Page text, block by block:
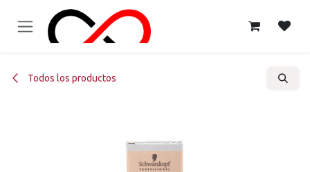
Todos los productos